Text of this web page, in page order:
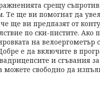
срещу
Те ще ви помогнат да
ще ви предпазят от
по ски-пистите. Ако
на
е да включите в
и сгъвания
можете свободно да